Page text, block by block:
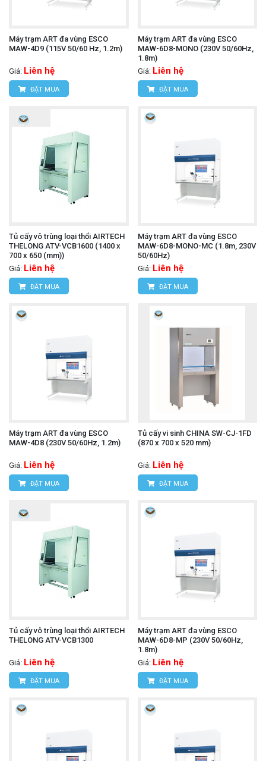
Máy trạm ART đa vùng ESCO
MAW-4D9 (115V 50/60 Hz, 1.2m)
Giá: Liên hệ
ĐẶT MUA
Máy trạm ART đa vùng ESCO
MAW-6D8-MONO (230V 50/60Hz,
1.8m)
Giá: Liên hệ
ĐẶT MUA
Tủ cấy vô trùng loại thổi AIRTECH
THELONG ATV-VCB1600 (1400 x
700 x 650 (mm))
Giá: Liên hệ
ĐẶT MUA
Máy trạm ART đa vùng ESCO
MAW-6D8-MONO-MC (1.8m, 230V
50/60Hz)
Giá: Liên hệ
ĐẶT MUA
Máy trạm ART đa vùng ESCO
MAW-4D8 (230V 50/60Hz, 1.2m)
Giá: Liên hệ
ĐẶT MUA
Tủ cấy vi sinh CHINA SW-CJ-1FD
(870 x 700 x 520 mm)
Giá: Liên hệ
ĐẶT MUA
Tủ cấy vô trùng loại thổi AIRTECH
THELONG ATV-VCB1300
Giá: Liên hệ
ĐẶT MUA
Máy trạm ART đa vùng ESCO
MAW-6D8-MP (230V 50/60Hz,
1.8m)
Giá: Liên hệ
ĐẶT MUA